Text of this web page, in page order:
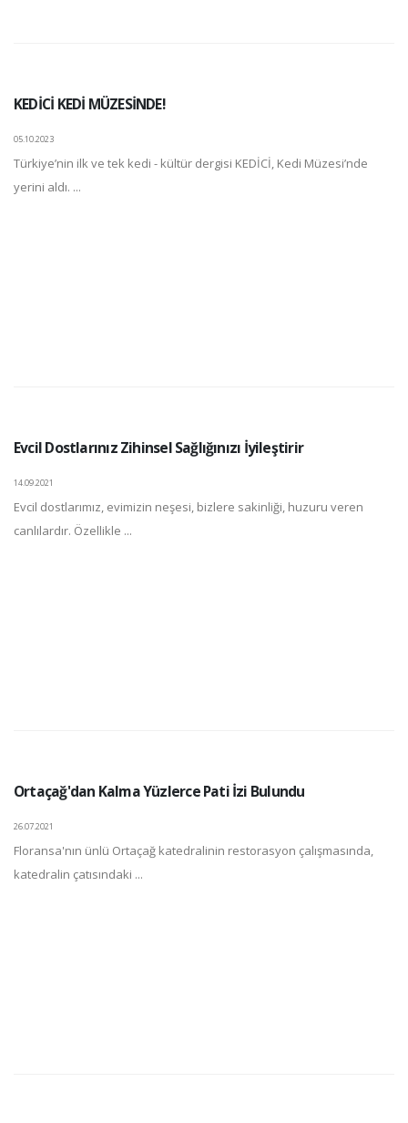
KEDİCİ KEDİ MÜZESİNDE!
05.10.2023
Türkiye’nin ilk ve tek kedi - kültür dergisi KEDİCİ, Kedi Müzesi’nde
yerini aldı. ...
Evcil Dostlarınız Zihinsel Sağlığınızı İyileştirir
14.09.2021
Evcil dostlarımız, evimizin neşesi, bizlere sakinliği, huzuru veren
canlılardır. Özellikle ...
Ortaçağ'dan Kalma Yüzlerce Pati İzi Bulundu
26.07.2021
Floransa'nın ünlü Ortaçağ katedralinin restorasyon çalışmasında,
katedralin çatısındaki ...